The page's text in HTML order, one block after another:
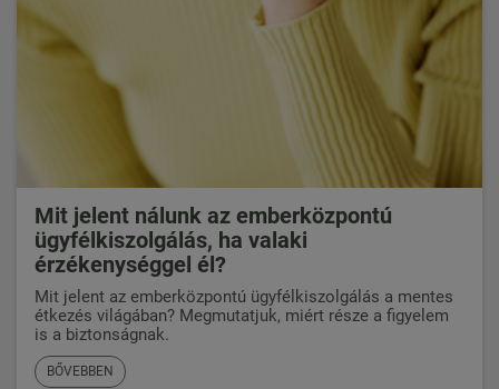
Mit jelent nálunk az emberközpontú
ügyfélkiszolgálás, ha valaki
érzékenységgel él?
Mit jelent az emberközpontú ügyfélkiszolgálás a mentes
étkezés világában? Megmutatjuk, miért része a figyelem
is a biztonságnak.
BŐVEBBEN